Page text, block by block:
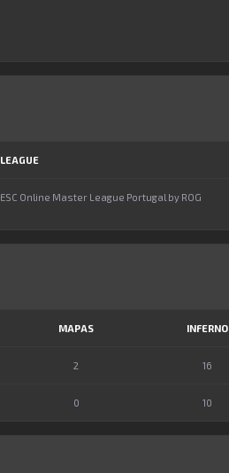
LEAGUE
ESC Online Master League Portugal by ROG
MAPAS INFERNO
2 16
0 10